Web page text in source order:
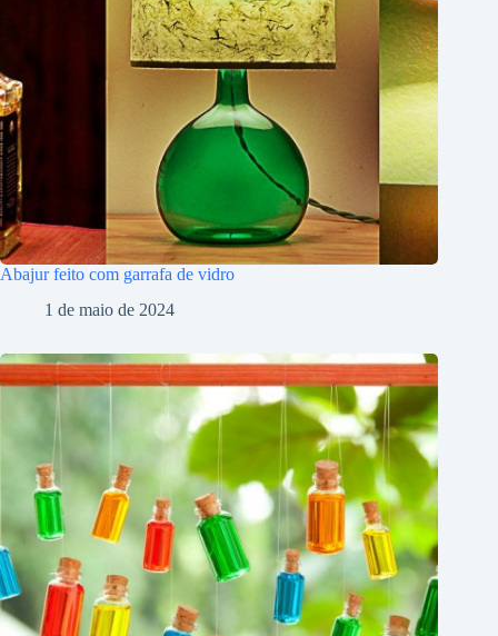
Abajur feito com garrafa de vidro
1 de maio de 2024